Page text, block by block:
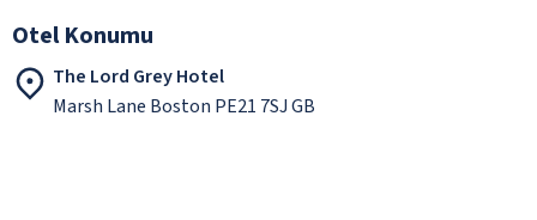
Otel Konumu
The Lord Grey Hotel
Marsh Lane Boston PE21 7SJ GB